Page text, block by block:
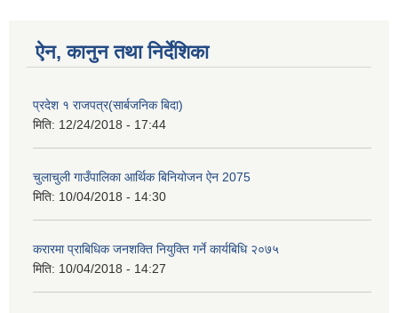
ऐन, कानुन तथा निर्देशिका
प्रदेश १ राजपत्र(सार्बजनिक बिदा)
मिति: 12/24/2018 - 17:44
चुलाचुली गाउँपालिका आर्थिक बिनियोजन ऐन 2075
मिति: 10/04/2018 - 14:30
करारमा प्राबिधिक जनशक्ति नियुक्ति गर्ने कार्यबिधि २०७५
मिति: 10/04/2018 - 14:27